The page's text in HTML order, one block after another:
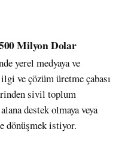
Milyon Dolar
yerel medyaya ve
ve çözüm üretme çabası
sivil toplum
destek olmaya veya
dönüşmek istiyor.